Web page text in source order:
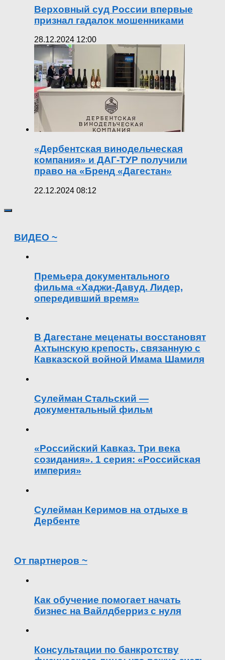
Верховный суд России впервые
признал гадалок мошенниками
28.12.2024 12:00
«Дербентская винодельческая
компания» и ДАГ-ТУР получили
право на «Бренд «Дагестан»
22.12.2024 08:12
ВИДЕО ~
Премьера документального
фильма «Хаджи-Давуд. Лидер,
опередивший время»
В Дагестане меценаты восстановят
Ахтынскую крепость, связанную с
Кавказской войной Имама Шамиля
Сулейман Стальский —
документальный фильм
«Российский Кавказ. Три века
созидания». 1 серия: «Российская
империя»
Сулейман Керимов на отдыхе в
Дербенте
От партнеров ~
Как обучение помогает начать
бизнес на Вайлдберриз с нуля
Консультации по банкротству